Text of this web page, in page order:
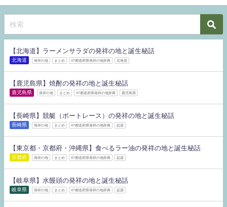
【北海道】ラーメンサラダの発祥の地と誕生秘話
北海道 発祥の地 まとめ 47都道府県発祥の地辞典 北海道
【鹿児島県】焼酎の発祥の地と誕生秘話
鹿児島県 発祥の地 まとめ 47都道府県発祥の地辞典 鹿児島県
【長崎県】競艇（ボートレース）の発祥の地と誕生秘話
長崎県 発祥の地 まとめ 47都道府県発祥の地辞典 起源
【東京都・京都府・沖縄県】食べるラー油の発祥の地と誕生秘話
京都府 発祥の地 まとめ 47都道府県発祥の地辞典 起源
【岐阜県】水饅頭の発祥の地と誕生秘話
岐阜県 発祥の地 まとめ 47都道府県発祥の地辞典 起源